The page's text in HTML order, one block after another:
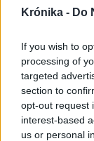
Krónika - Do
If you wish to
processing of
targeted
section to
opt-out request
interest-based
us or personal
házának
Kelemen